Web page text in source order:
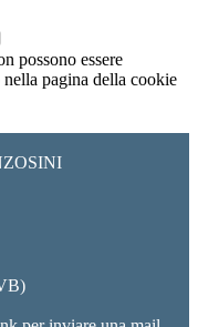
possono essere
pagina della cookie